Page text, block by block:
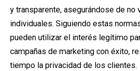
y transparente, asegurándose de no
individuales. Siguiendo estas
pueden utilizar el interés legítimo
campañas de marketing con éxito,
tiempo la privacidad de los clientes.